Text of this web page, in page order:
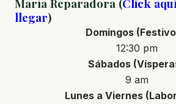
María Reparadora (Click
llegar)
Domingos
12:30 pm
Sábados
9 am
Lunes a Viernes